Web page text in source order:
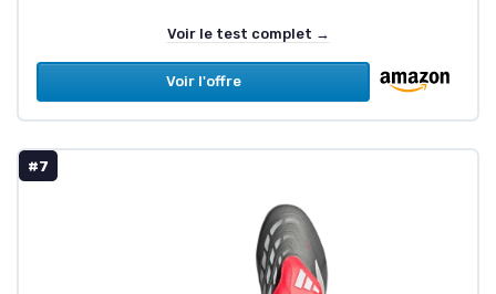
Voir le test complet →
Voir l'offre
#7